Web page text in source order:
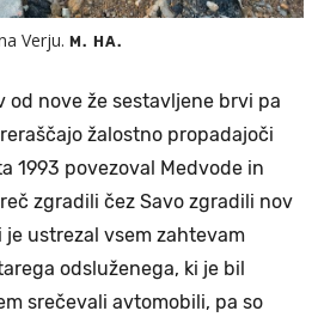
Verju. M. HA.
od nove že sestavljene brvi pa
žalostno propadajoči
1993 povezoval Medvode in
zgradili čez Savo zgradili nov
je ustrezal vsem zahtevam
odsluženega, ki je bil
srečevali avtomobili, pa so